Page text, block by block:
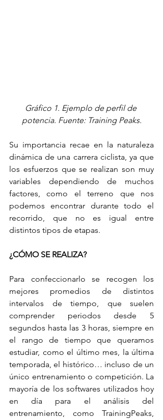
Gráfico 1. Ejemplo de perfil de
potencia. Fuente: Training Peaks.
Su importancia recae en la naturaleza
dinámica de una carrera ciclista, ya que
los esfuerzos que se realizan son muy
variables dependiendo de muchos
factores, como el terreno que nos
podemos encontrar durante todo el
recorrido, que no es igual entre
distintos tipos de etapas.
¿CÓMO SE REALIZA?
Para confeccionarlo se recogen los
mejores promedios de distintos
intervalos de tiempo, que suelen
comprender periodos desde 5
segundos hasta las 3 horas, siempre en
el rango de tiempo que queramos
estudiar, como el último mes, la última
temporada, el histórico… incluso de un
único entrenamiento o competición. La
mayoría de los softwares utilizados hoy
en día para el análisis del
entrenamiento, como TrainingPeaks,